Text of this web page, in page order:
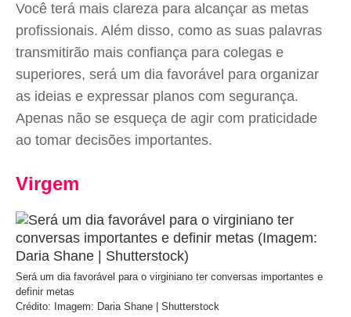
Você terá mais clareza para alcançar as metas
profissionais. Além disso, como as suas palavras
transmitirão mais confiança para colegas e
superiores, será um dia favorável para organizar
as ideias e expressar planos com segurança.
Apenas não se esqueça de agir com praticidade
ao tomar decisões importantes.
Virgem
Será um dia favorável para o virginiano ter conversas importantes e
definir metas
Crédito: Imagem: Daria Shane | Shutterstock